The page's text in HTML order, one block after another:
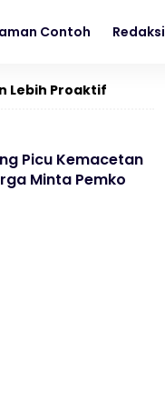
Contoh Redaksi
Lebih Proaktif
Picu Kemacetan
Minta Pemko